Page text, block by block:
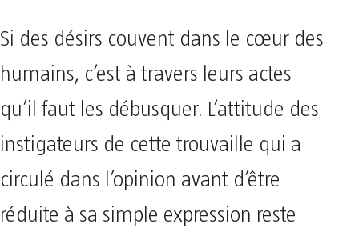
Si des désirs couvent dans le cœur des
humains, c’est à travers leurs actes
qu’il faut les débusquer. L’attitude des
instigateurs de cette trouvaille qui a
circulé dans l’opinion avant d’être
réduite à sa simple expression reste